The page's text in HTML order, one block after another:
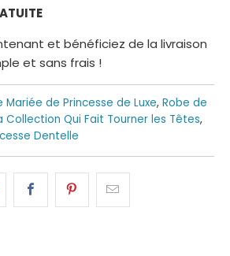
et bénéficiez de la livraison
et sans frais !
Mariée de Princesse de Luxe, Robe de
Collection Qui Fait Tourner les Têtes,
Dentelle